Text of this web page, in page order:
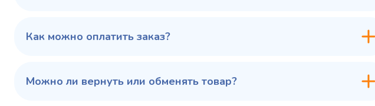
режим, °C
100 343 ₽ ✓ В наличии 102 797 ₽ ✓ В наличии
Как можно оплатить заказ?
Можно ли вернуть или обменять товар?